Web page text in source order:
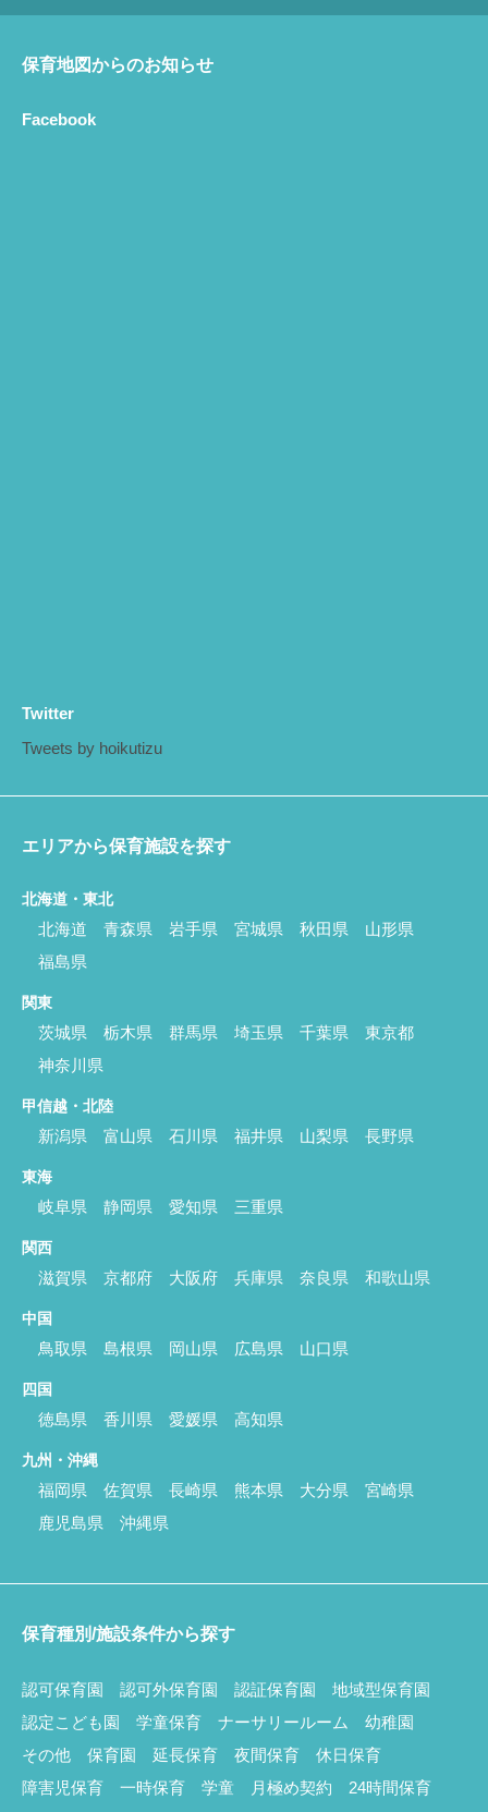
保育地図からのお知らせ
Facebook
Twitter
Tweets by hoikutizu
エリアから保育施設を探す
北海道・東北
北海道 青森県 岩手県 宮城県 秋田県
山形県
福島県
関東
茨城県 栃木県 群馬県 埼玉県 千葉県
東京都
神奈川県
甲信越・北陸
新潟県 富山県 石川県 福井県 山梨県 長野県
東海
岐阜県 静岡県 愛知県 三重県
関西
滋賀県 京都府 大阪府 兵庫県 奈良県 和歌山県
中国
鳥取県 島根県 岡山県 広島県 山口県
四国
徳島県 香川県 愛媛県 高知県
九州・沖縄
福岡県 佐賀県 長崎県 熊本県 大分県
宮崎県
鹿児島県
沖縄県
保育種別/施設条件から探す
認可保育園 認可外保育園 認証保育園
地域型保育園
認定こども園
学童保育 ナーサリールーム
幼稚園
その他
保育園 延長保育 夜間保育
休日保育
障害児保育
一時保育 学童 月極め契約
24時間保育